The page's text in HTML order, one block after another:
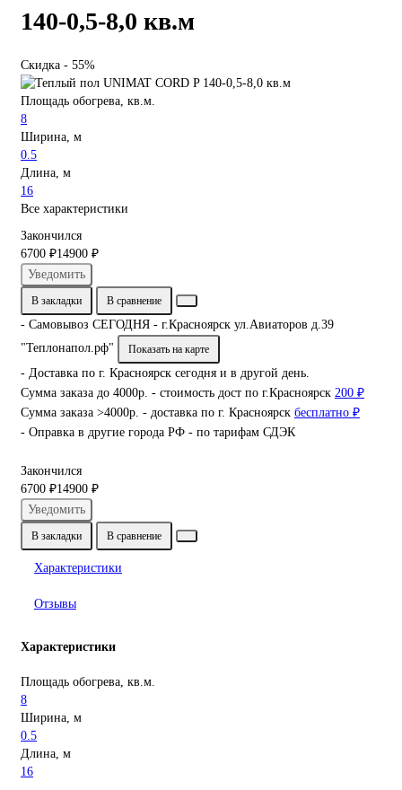
140-0,5-8,0 кв.м
Скидка - 55%
Площадь обогрева, кв.м.
8
Ширина, м
0.5
Длина, м
16
Все характеристики
Закончился
6700 ₽14900 ₽
Уведомить
В закладки В сравнение
- Самовывоз СЕГОДНЯ - г.Красноярск ул.Авиаторов д.39
"Теплонапол.рф"
Показать на карте
- Доставка по г. Красноярск сегодня и в другой день.
Сумма заказа до 4000р. - стоимость дост по г.Красноярск 200 ₽
Сумма заказа >4000р. - доставка по г. Красноярск бесплатно ₽
- Оправка в другие города РФ - по тарифам СДЭК
Закончился
6700 ₽14900 ₽
Уведомить
В закладки В сравнение
Характеристики
Отзывы
Характеристики
Площадь обогрева, кв.м.
8
Ширина, м
0.5
Длина, м
16